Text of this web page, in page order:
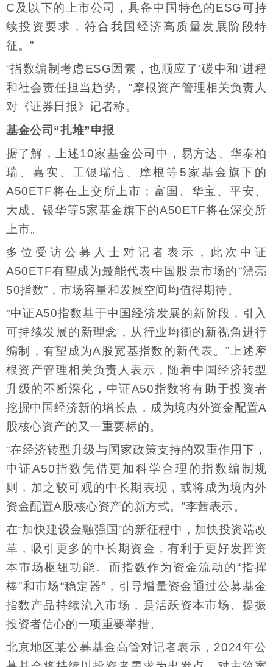
C及以下的上市公司，具备中国特色的ESG可持
续投资要求，符合我国经济高质量发展阶段特
征。”
“指数编制考虑ESG因素，也顺应了‘碳中和’进程
和社会责任担当趋势。”摩根资产管理相关负责人
对《证券日报》记者称。
基金公司“扎堆”申报
据了解，上述10家基金公司中，易方达、华泰柏
瑞、嘉实、工银瑞信、摩根等5家基金旗下的
A50ETF将在上交所上市；富国、华宝、平安、
大成、银华等5家基金旗下的A50ETF将在深交所
上市。
多位受访公募人士对记者表示，此次中证
A50ETF有望成为最能代表中国股票市场的“漂亮
50指数”，市场容量和发展空间均值得期待。
“中证A50指数基于中国经济发展的新阶段，引入
可持续发展的新理念，从行业均衡的新视角进行
编制，有望成为A股宽基指数的新代表。”上述摩
根资产管理相关负责人表示，随着中国经济转型
升级的不断深化，中证A50指数将有助于投资者
挖掘中国经济新的增长点，成为境内外资金配置A
股核心资产的又一重要标的。
“在经济转型升级与国家政策支持的双重作用下，
中证A50指数凭借更加科学合理的指数编制规
则，加之较可观的中长期表现，或将成为境内外
资金配置A股核心资产的新方式。”李茜表示。
在“加快建设金融强国”的新征程中，加快投资端改
革，吸引更多的中长期资金，有利于更好发挥资
本市场枢纽功能。而指数作为资金流动的“指挥
棒”和市场“稳定器”，引导增量资金通过公募基金
指数产品持续流入市场，是活跃资本市场、提振
投资者信心的一项重要举措。
北京地区某公募基金高管对记者表示，2024年公